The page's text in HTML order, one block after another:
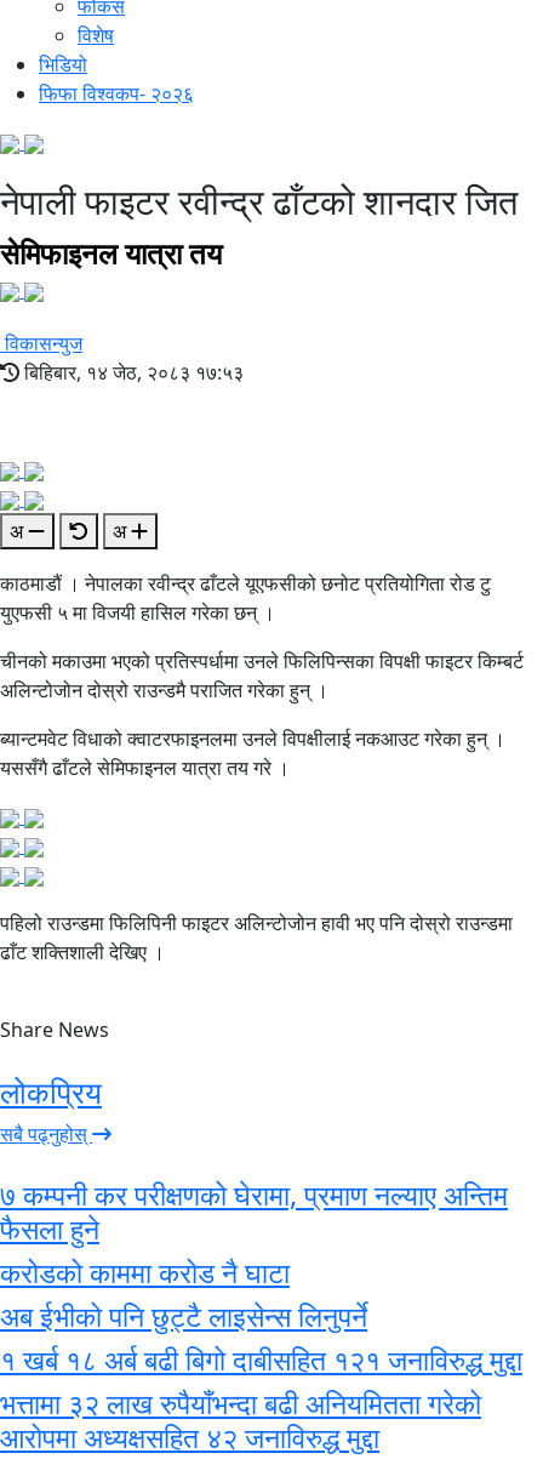
फोकस
विशेष
भिडियो
फिफा विश्वकप- २०२६
नेपाली फाइटर रवीन्द्र ढाँटको शानदार जित
सेमिफाइनल यात्रा तय
विकासन्युज
बिहिबार, १४ जेठ, २०८३ १७:५३
अ
अ
काठमाडौं । नेपालका रवीन्द्र ढाँटले यूएफसीको छनोट प्रतियोगिता रोड टु
युएफसी ५ मा विजयी हासिल गरेका छन् ।
चीनको मकाउमा भएको प्रतिस्पर्धामा उनले फिलिपिन्सका विपक्षी फाइटर किम्बर्ट
अलिन्टोजोन दोस्रो राउन्डमै पराजित गरेका हुन् ।
ब्यान्टमवेट विधाको क्वाटरफाइनलमा उनले विपक्षीलाई नकआउट गरेका हुन् ।
यससँगै ढाँटले सेमिफाइनल यात्रा तय गरे ।
पहिलो राउन्डमा फिलिपिनी फाइटर अलिन्टोजोन हावी भए पनि दोस्रो राउन्डमा
ढाँट शक्तिशाली देखिए ।
Share News
लोकप्रिय
सबै पढ्नुहोस्
७ कम्पनी कर परीक्षणको घेरामा, प्रमाण नल्याए अन्तिम
फैसला हुने
करोडको काममा करोड नै घाटा
अब ईभीको पनि छुट्टै लाइसेन्स लिनुपर्ने
१ खर्ब १८ अर्ब बढी बिगो दाबीसहित १२१ जनाविरुद्ध मुद्दा
भत्तामा ३२ लाख रुपैयाँभन्दा बढी अनियमितता गरेको
आरोपमा अध्यक्षसहित ४२ जनाविरुद्ध मुद्दा